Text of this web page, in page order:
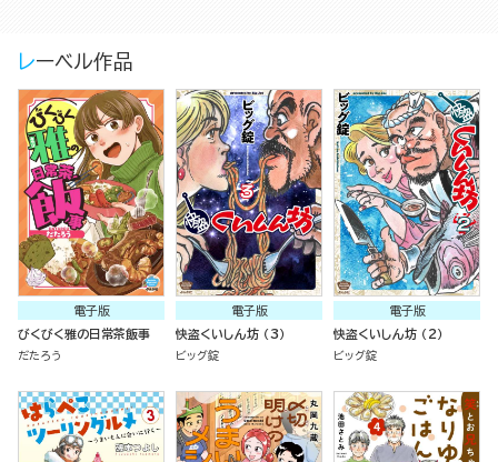
レーベル作品
電子版
びくびく雅の日常茶飯事
だたろう
電子版
快盗くいしん坊 （3）
ビッグ錠
電子版
快盗くいしん坊 （2）
ビッグ錠